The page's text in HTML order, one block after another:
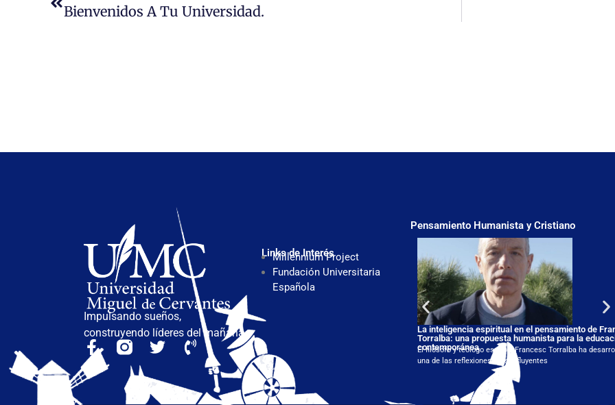
Bienvenidos A Tu Universidad.
Impulsando sueños,
construyendo líderes del mañana.
Links de Interés
Millennium Project
Fundación Universitaria
Española
Pensamiento Humanista y Cristiano
La inteligencia espiritual en el pensamiento de
Torralba: una propuesta humanista para la
contemporánea
El filósofo y teólogo español Francesc Torralba ha
una de las reflexiones más influyentes